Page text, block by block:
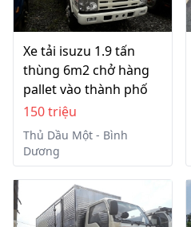
Xe tải isuzu 1.9 tấn
thùng 6m2 chở hàng
pallet vào thành phố
150 triệu
Thủ Dầu Một - Bình
Dương